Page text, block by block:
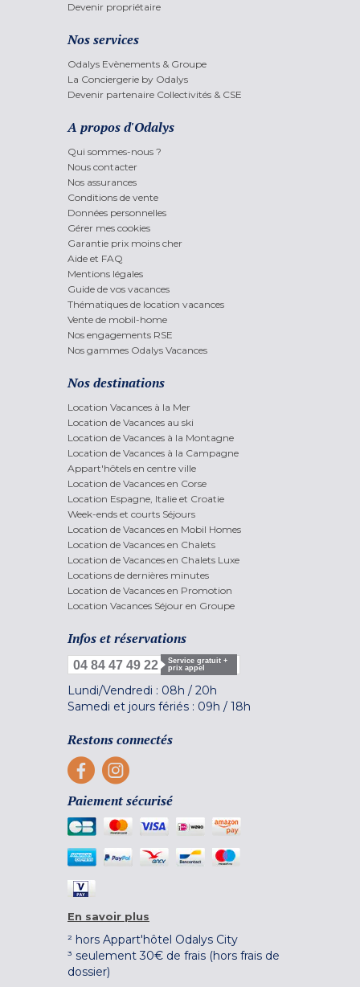
Devenir propriétaire
Nos services
Odalys Evènements & Groupe
La Conciergerie by Odalys
Devenir partenaire Collectivités & CSE
A propos d'Odalys
Qui sommes-nous ?
Nous contacter
Nos assurances
Conditions de vente
Données personnelles
Gérer mes cookies
Garantie prix moins cher
Aide et FAQ
Mentions légales
Guide de vos vacances
Thématiques de location vacances
Vente de mobil-home
Nos engagements RSE
Nos gammes Odalys Vacances
Nos destinations
Location Vacances à la Mer
Location de Vacances au ski
Location de Vacances à la Montagne
Location de Vacances à la Campagne
Appart'hôtels en centre ville
Location de Vacances en Corse
Location Espagne, Italie et Croatie
Week-ends et courts Séjours
Location de Vacances en Mobil Homes
Location de Vacances en Chalets
Location de Vacances en Chalets Luxe
Locations de dernières minutes
Location de Vacances en Promotion
Location Vacances Séjour en Groupe
Infos et réservations
04 84 47 49 22
Service gratuit +
prix appel
Lundi/Vendredi : 08h / 20h
Samedi et jours fériés : 09h / 18h
Restons connectés
Paiement sécurisé
En savoir plus
² hors Appart'hôtel Odalys City
³ seulement 30€ de frais (hors frais de
dossier)